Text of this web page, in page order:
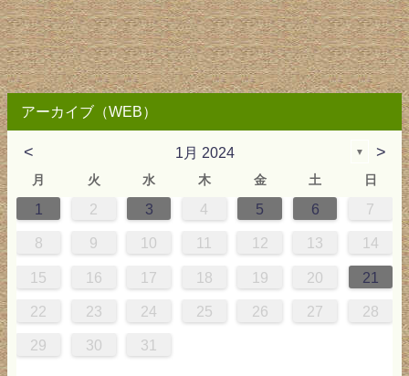
アーカイブ（WEB）
< 1月 2024 ▼ >
月 火 水 木 金 土 日
1 2 3 4 5 6 7
8 9 10 11 12 13 14
15 16 17 18 19 20 21
22 23 24 25 26 27 28
29 30 31